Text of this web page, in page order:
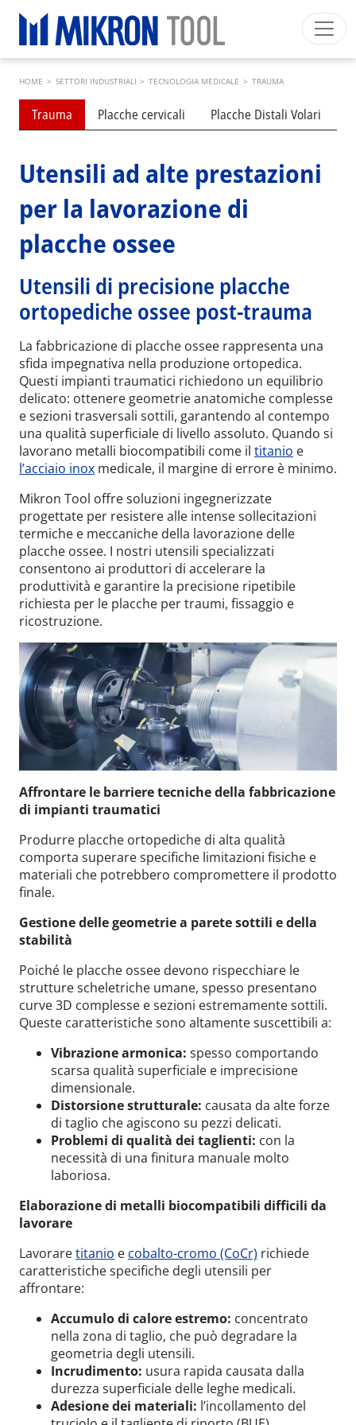
Main navigation
SETTORI INDUSTRIALI
PRODOTTI
EXPERTISE
INSIDE MIKRON TOOL
Breadcrumb
HOME > SETTORI INDUSTRIALI > TECNOLOGIA MEDICALE > TRAUMA
Submenu industries
Trauma Placche cervicali Placche Distali Volari
Utensili ad alte prestazioni
per la lavorazione di
placche ossee
Utensili di precisione placche
ortopediche ossee post-trauma
La fabbricazione di placche ossee rappresenta una
sfida impegnativa nella produzione ortopedica.
Questi impianti traumatici richiedono un equilibrio
delicato: ottenere geometrie anatomiche complesse
e sezioni trasversali sottili, garantendo al contempo
una qualità superficiale di livello assoluto. Quando si
lavorano metalli biocompatibili come il titanio e
l’acciaio inox medicale, il margine di errore è minimo.
Mikron Tool offre soluzioni ingegnerizzate
progettate per resistere alle intense sollecitazioni
termiche e meccaniche della lavorazione delle
placche ossee. I nostri utensili specializzati
consentono ai produttori di accelerare la
produttività e garantire la precisione ripetibile
richiesta per le placche per traumi, fissaggio e
ricostruzione.
Affrontare le barriere tecniche della fabbricazione
di impianti traumatici
Produrre placche ortopediche di alta qualità
comporta superare specifiche limitazioni fisiche e
materiali che potrebbero compromettere il prodotto
finale.
Gestione delle geometrie a parete sottili e della
stabilità
Poiché le placche ossee devono rispecchiare le
strutture scheletriche umane, spesso presentano
curve 3D complesse e sezioni estremamente sottili.
Queste caratteristiche sono altamente suscettibili a:
Vibrazione armonica: spesso comportando
scarsa qualità superficiale e imprecisione
dimensionale.
Distorsione strutturale: causata da alte forze
di taglio che agiscono su pezzi delicati.
Problemi di qualità dei taglienti: con la
necessità di una finitura manuale molto
laboriosa.
Elaborazione di metalli biocompatibili difficili da
lavorare
Lavoraretitanio e cobalto-cromo (CoCr) richiede
caratteristiche specifiche degli utensili per
affrontare:
Accumulo di calore estremo: concentrato
nella zona di taglio, che può degradare la
geometria degli utensili.
Incrudimento: usura rapida causata dalla
durezza superficiale delle leghe medicali.
Adesione dei materiali: l’incollamento del